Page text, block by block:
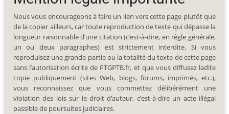
Nous vous encourageons à faire un lien vers cette page plutôt que
de la copier ailleurs, car toute reproduction de texte qui dépasse la
longueur raisonnable d’une citation (c’est-à-dire, en règle générale,
un ou deux paragraphes) est strictement interdite. Si vous
reproduisez une grande partie ou la totalité du texte de cette page
sans l’autorisation écrite de PTGPTB.fr, et que vous diffusez ladite
copie publiquement (sites Web, blogs, forums, imprimés, etc.),
vous reconnaissez que vous commettez délibérément une
violation des lois sur le droit d’auteur, c’est-à-dire un acte illégal
passible de poursuites judiciaires.